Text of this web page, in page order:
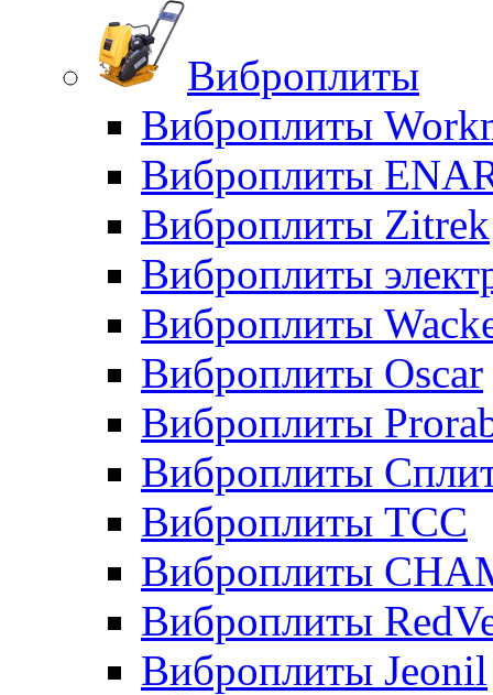
Виброплиты
Виброплиты
Виброплиты
Виброплиты Zitrek
Виброплиты
Виброплиты
Виброплиты Oscar
Виброплиты
Виброплиты
Виброплиты ТСС
Виброплиты
Виброплиты
Виброплиты Jeonil